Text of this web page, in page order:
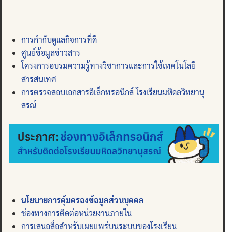
การกำกับดูแลกิจการที่ดี
ศูนย์ข้อมูลข่าวสาร
โครงการอบรมความรู้ทางวิชาการและการใช้เทคโนโลยี
สารสนเทศ
การตรวจสอบเอกสารอิเล็กทรอนิกส์ โรงเรียนมหิดลวิทยานุ
สรณ์
นโยบายการคุ้มครองข้อมูลส่วนบุคคล
ช่องทางการติดต่อหน่วยงานภายใน
การเสนอสื่อสำหรับเผยแพร่บนระบบของโรงเรียน